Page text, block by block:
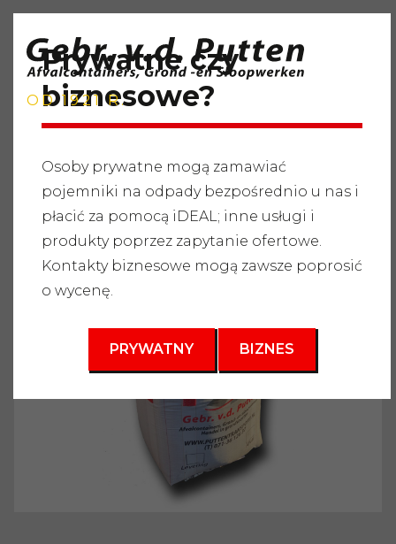
OD 1921 R.
Strona główna " Usługi "Pojemniki na odpady " Odpady
budowlane i rozbiórkowe
" Wellbag 1m3
1 m3
Prywatne czy
biznesowe?
Osoby prywatne mogą zamawiać
pojemniki na odpady bezpośrednio u nas i
płacić za pomocą iDEAL; inne usługi i
produkty poprzez zapytanie ofertowe.
Kontakty biznesowe mogą zawsze poprosić
o wycenę.
PRYWATNY BIZNES